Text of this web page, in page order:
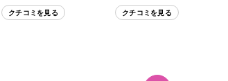
クチコミを見る
クチコミを見る